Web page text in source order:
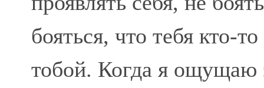
бояться, что тебя кто-
тобой. Когда я ощущаю